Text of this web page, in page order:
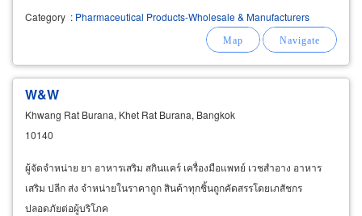
Category : Pharmaceutical Products-Wholesale & Manufacturers
W&W
Khwang Rat Burana, Khet Rat Burana, Bangkok
10140
ผู้จัดจำหน่าย ยา อาหารเสริม สกินแคร์ เครื่องมือแพทย์ เวชสำอาง อาหาร
เสริม ปลีก ส่ง จำหน่ายในราคาถูก สินค้าทุกชิ้นถูกคัดสรรโดยเภสัชกร
ปลอดภัยต่อผู้บริโภค